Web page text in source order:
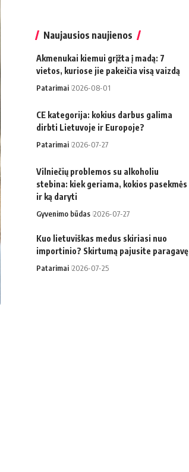
Naujausios naujienos
Akmenukai kiemui grįžta į madą: 7
vietos, kuriose jie pakeičia visą vaizdą
Patarimai 2026-08-01
CE kategorija: kokius darbus galima
dirbti Lietuvoje ir Europoje?
Patarimai 2026-07-27
Vilniečių problemos su alkoholiu
stebina: kiek geriama, kokios pasekmės
ir ką daryti
Gyvenimo būdas 2026-07-27
Kuo lietuviškas medus skiriasi nuo
importinio? Skirtumą pajusite paragavę
Patarimai 2026-07-25